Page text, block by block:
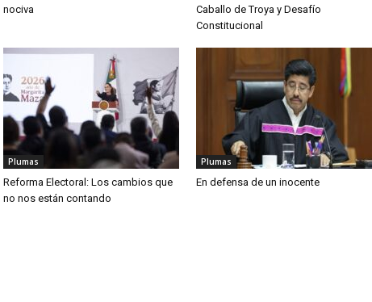
nociva
Caballo de Troya y Desafío
Constitucional
Plumas
Reforma Electoral: Los cambios que
no nos están contando
Plumas
En defensa de un inocente